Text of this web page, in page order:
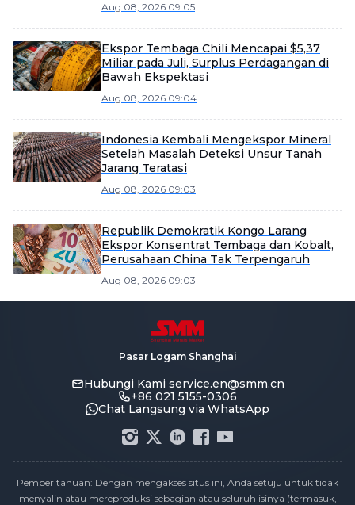
Aug 08, 2026 09:05
Ekspor Tembaga Chili Mencapai $5,37
Miliar pada Juli, Surplus Perdagangan di
Bawah Ekspektasi
Aug 08, 2026 09:04
Indonesia Kembali Mengekspor Mineral
Setelah Masalah Deteksi Unsur Tanah
Jarang Teratasi
Aug 08, 2026 09:03
Republik Demokratik Kongo Larang
Ekspor Konsentrat Tembaga dan Kobalt,
Perusahaan China Tak Terpengaruh
Aug 08, 2026 09:03
Pasar Logam Shanghai
Hubungi Kami service.en@smm.cn
+86 021 5155-0306
Chat Langsung via WhatsApp
Pemberitahuan: Dengan mengakses situs ini, Anda setuju untuk tidak
menyalin atau mereproduksi sebagian atau seluruh isinya (termasuk,